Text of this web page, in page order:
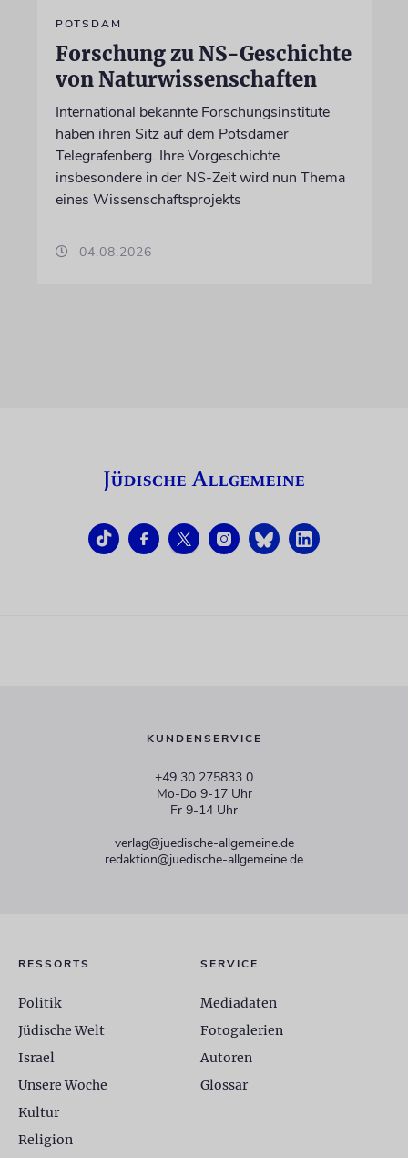
POTSDAM
Forschung zu NS-Geschichte
von Naturwissenschaften
International bekannte Forschungsinstitute
haben ihren Sitz auf dem Potsdamer
Telegrafenberg. Ihre Vorgeschichte
insbesondere in der NS-Zeit wird nun Thema
eines Wissenschaftsprojekts
04.08.2026
KUNDENSERVICE
+49 30 275833 0
Mo-Do 9-17 Uhr
Fr 9-14 Uhr
verlag@juedische-allgemeine.de
redaktion@juedische-allgemeine.de
RESSORTS
Politik
Jüdische Welt
Israel
Unsere Woche
Kultur
Religion
SERVICE
Mediadaten
Fotogalerien
Autoren
Glossar